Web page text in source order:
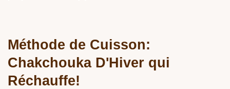
Méthode de Cuisson:
Chakchouka D'Hiver qui
Réchauffe!